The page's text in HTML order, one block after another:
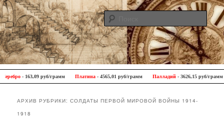
Antique Trip
Главное меню
Перейти к основному содержимому
Перейти к дополнительному содержимому
- 163,09 руб/грамм Платина- 4565,01 руб/грамм Палладий- 3626,15 руб/грамм
АРХИВ РУБРИКИ:СОЛДАТЫ ПЕРВОЙ МИРОВОЙ ВОЙНЫ 1914-
1918